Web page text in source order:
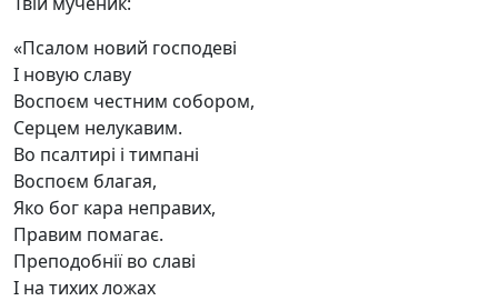
«Псалом новий господеві
І новую славу
Воспоєм честним собором,
Серцем нелукавим.
Во псалтирі і тимпані
Воспоєм благая,
Яко бог кара неправих,
Правим помагає.
Преподобнії во славі
І на тихих ложах